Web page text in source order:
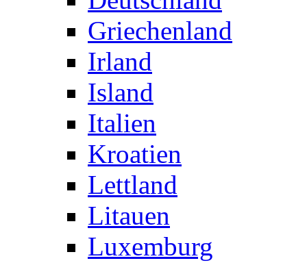
Griechenland
Irland
Island
Italien
Kroatien
Lettland
Litauen
Luxemburg